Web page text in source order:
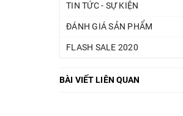
TIN TỨC - SỰ KIỆN
ĐÁNH GIÁ SẢN PHẨM
FLASH SALE 2020
BÀI VIẾT LIÊN QUAN